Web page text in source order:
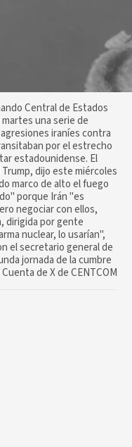
Central de Estados
una serie de
iraníes contra
por el estrecho
estadounidense. El
dijo este miércoles
marco de alto el fuego
porque Irán "es
negociar con ellos,
dirigida por gente
nuclear, lo usarían",
el secretario general de
jornada de la cumbre
de X de CENTCOM